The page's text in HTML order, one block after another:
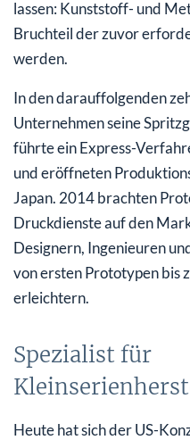
lassen: Kunststoff- und
Bruchteil der zuvor
werden.
In den darauffolgenden
Unternehmen seine
führte ein Express-
und eröffneten
Japan. 2014 brachten
Druckdienste auf den
Designern, Ingenieuren
von ersten Prototypen bis
erleichtern.
Spezialist für
Heute hat sich der US-